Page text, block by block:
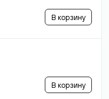
В корзину
В корзину